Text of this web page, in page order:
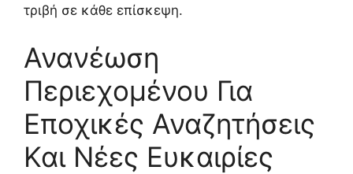
τριβή σε κάθε επίσκεψη.
Ανανέωση
Περιεχομένου Για
Εποχικές Αναζητήσεις
Και Νέες Ευκαιρίες